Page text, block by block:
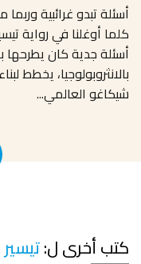
أسئلة تبدو غرائبية
كلما أوغلنا في رواية
أسئلة جدية كان
بالانثروبولوجيا،
شيكاغو العالمي...
كتب أخرى ل: